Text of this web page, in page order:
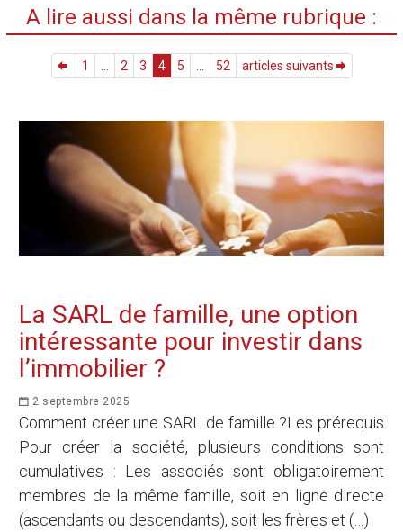
A lire aussi dans la même rubrique :
1 2 3 4 5 52 articles suivants
La SARL de famille, une option
intéressante pour investir dans
l’immobilier ?
2 septembre 2025
Comment créer une SARL de famille ?Les prérequis
Pour créer la société, plusieurs conditions sont
cumulatives : Les associés sont obligatoirement
membres de la même famille, soit en ligne directe
(ascendants ou descendants), soit les frères et (…)